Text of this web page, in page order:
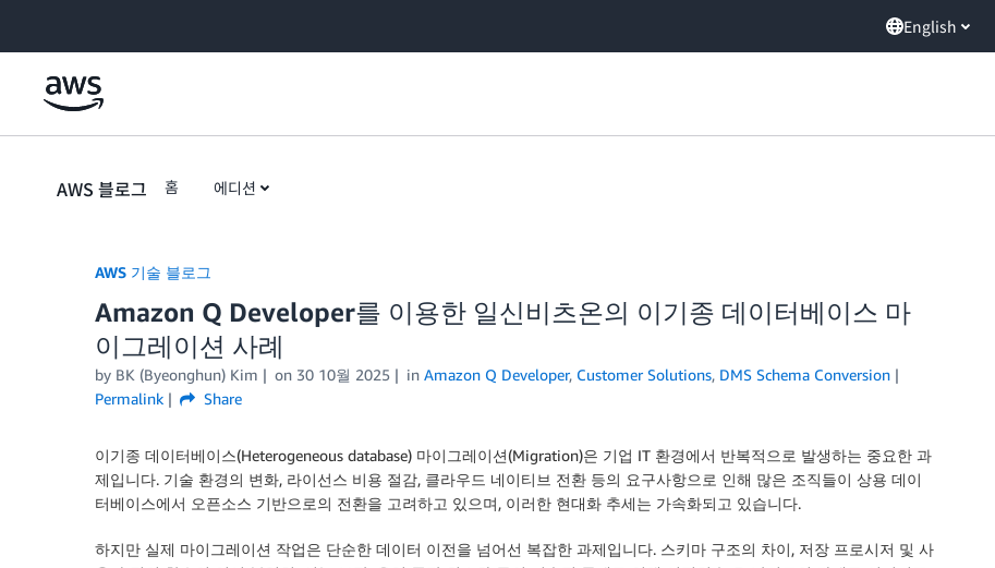
English
AWS 블로그 홈 에디션
AWS 기술 블로그
Amazon Q Developer를 이용한 일신비츠온의 이기종 데이터베이스 마
이그레이션 사례
by BK (Byeonghun) Kim on 30 10월 2025 in Amazon Q Developer, Customer Solutions, DMS Schema Conversion
Permalink
Share
이기종 데이터베이스(Heterogeneous database) 마이그레이션(Migration)은 기업 IT 환경에서 반복적으로 발생하는 중요한 과
제입니다. 기술 환경의 변화, 라이선스 비용 절감, 클라우드 네이티브 전환 등의 요구사항으로 인해 많은 조직들이 상용 데이
터베이스에서 오픈소스 기반으로의 전환을 고려하고 있으며, 이러한 현대화 추세는 가속화되고 있습니다.
하지만 실제 마이그레이션 작업은 단순한 데이터 이전을 넘어선 복잡한 과제입니다. 스키마 구조의 차이, 저장 프로시저 및 사